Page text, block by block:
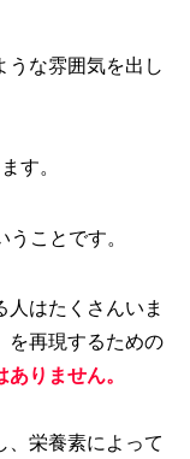
うな雰囲気を出し
す。
うことです。
はたくさんいま
を再現するための
りません。
、栄養素によって